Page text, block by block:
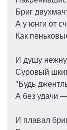
Бриг
А у юнги от
Как
И душу
Суровый
"Будь
А без удачи
И плавал